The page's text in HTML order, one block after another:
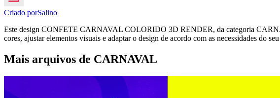
Criado porSalino
Este design CONFETE CARNAVAL COLORIDO 3D RENDER, da categoria
cores, ajustar elementos visuais e adaptar o design de acordo com as necessidades do
Mais arquivos de CARNAVAL